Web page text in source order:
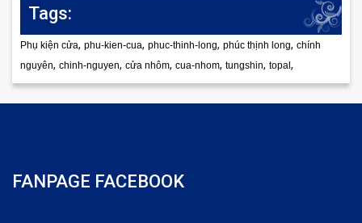
Tags:
Phụ kiện cửa, phu-kien-cua, phuc-thinh-long, phúc thịnh long, chính
nguyên, chinh-nguyen, cửa nhôm, cua-nhom, tungshin, topal,
FANPAGE FACEBOOK